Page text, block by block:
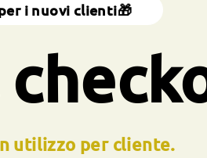
i nuovi clienti🎁
utilizzo per cliente.